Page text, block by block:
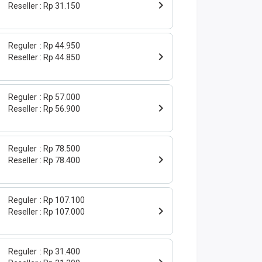
Reseller Rp 31.150
Reguler
Rp 44.950
Reseller
Rp 44.850
Reguler
Rp 57.000
Reseller
Rp 56.900
Reguler
Rp 78.500
Reseller
Rp 78.400
Reguler
Rp 107.100
Reseller
Rp 107.000
Reguler
Rp 31.400